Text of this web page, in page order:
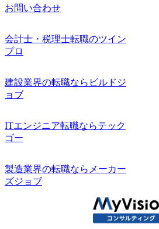
お問い合わせ
会計士・税理士転職のツイン
プロ
建設業界の転職ならビルドジ
ョブ
ITエンジニア転職ならテック
ゴー
製造業界の転職ならメーカー
ズジョブ